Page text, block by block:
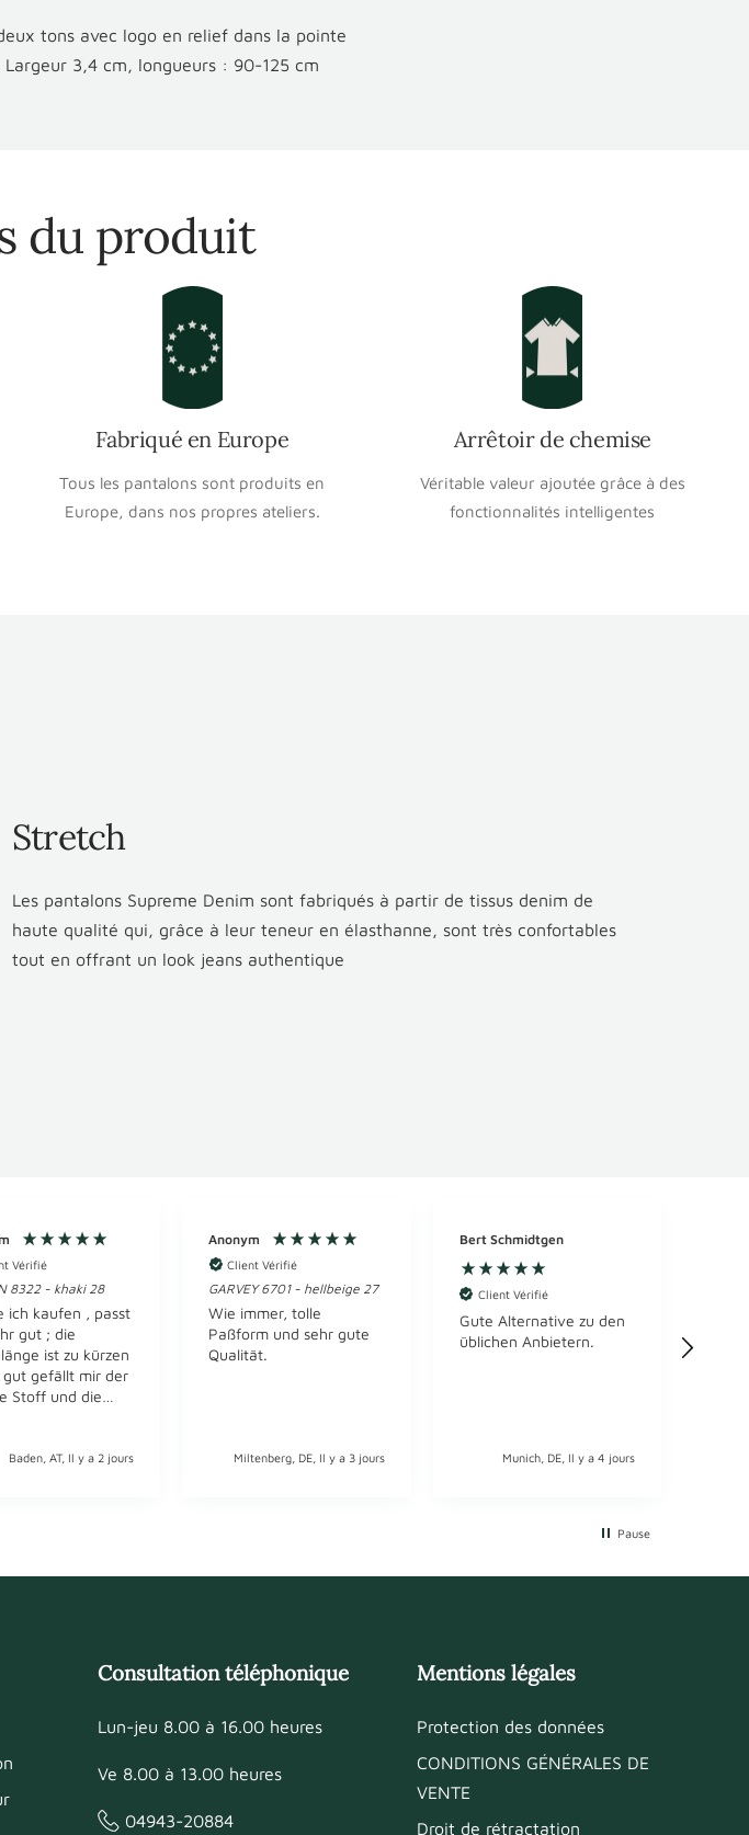
tons avec logo en relief dans la pointe
3,4 cm, longueurs : 90-125 cm
du produit
Fabriqué en Europe
Tous les pantalons sont produits en
Europe, dans nos propres ateliers.
Arrêtoir de chemise
Véritable valeur ajoutée grâce à des
fonctionnalités intelligentes
Stretch
Les pantalons Supreme Denim sont fabriqués à partir de tissus denim de
haute qualité qui, grâce à leur teneur en élasthanne, sont très confortables
tout en offrant un look jeans authentique
Vérifié
8322 - khaki 28
ich kaufen , passt
gut ; die
ist zu kürzen
gut gefällt mir der
Stoff und die
!
Baden, AT, Il y a 2 jours
Anonym
Client Vérifié
GARVEY 6701 - hellbeige 27
Wie immer, tolle
Paßform und sehr gute
Qualität.
Miltenberg, DE, Il y a 3 jours
Bert Schmidtgen
Client Vérifié
Gute Alternative zu den
üblichen Anbietern.
Munich, DE, Il y a 4 jours
Pause
Consultation téléphonique
Lun-jeu 8.00 à 16.00 heures
Ve 8.00 à 13.00 heures
04943-20884
Mentions légales
Protection des données
CONDITIONS GÉNÉRALES DE
VENTE
Droit de rétractation